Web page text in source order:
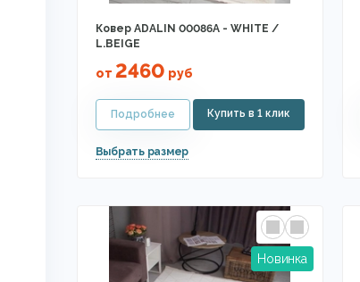
Ковер ADALIN 00086A - WHITE /
L.BEIGE
от 2460 руб